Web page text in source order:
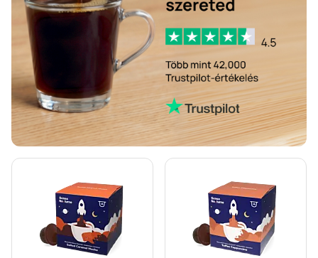
Segafredo kapszulák Dolce Gusto kávéfőzőkhöz
Café René kapszulák Dolce Gusto kávéfőzőkhöz
Caffè Borbone kapszulák Dolce Gusto kávéfőzőkhöz
Dolce Vita kapszulák Dolce Gusto kávéfőzőkhöz
Gimoka kapszulák Dolce Gusto kávéfőzőkhöz
Kaffekapslen kávékapszulák Dolce Gusto kávéfőzőkhöz